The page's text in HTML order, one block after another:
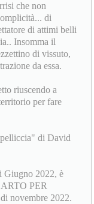
che non
di
di attimi belli
Insomma il
di vissuto,
da essa.
riuscendo a
per fare
pelliccia" di David
Giugno 2022, è
PER
novembre 2022.